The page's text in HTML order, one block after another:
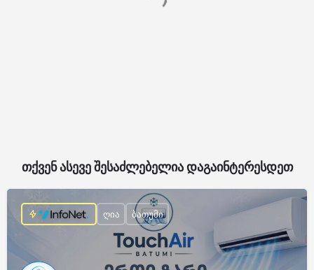
თქვენ ასევე შესაძლებელია დაგაინტერესდეთ
ღია ბათუმი